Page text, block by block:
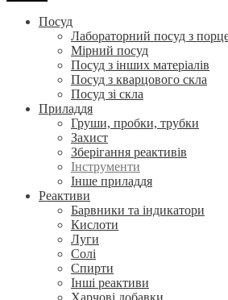
Посуд
Лабораторний посуд з
Мірний посуд
Посуд з інших матеріалів
Посуд з кварцового скла
Посуд зі скла
Приладдя
Груши, пробки, трубки
Захист
Зберігання реактивів
Інструменти
Інше приладдя
Реактиви
Барвники та індикатори
Кислоти
Луги
Солі
Спирти
Інші реактиви
Харчові добавки